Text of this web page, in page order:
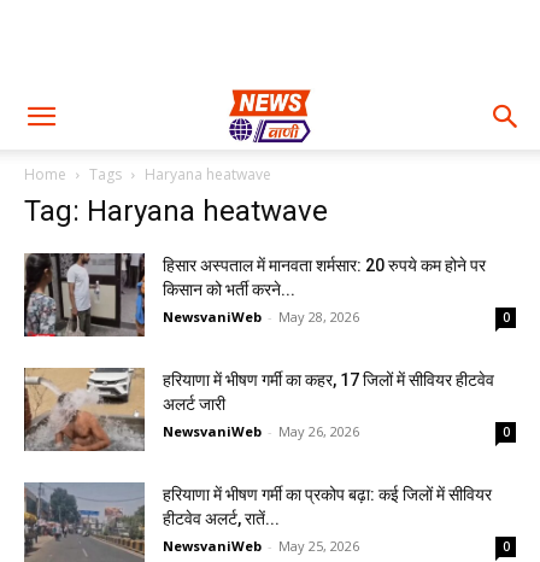
Home Tags Haryana heatwave
Tag: Haryana heatwave
हिसार अस्पताल में मानवता शर्मसार: 20 रुपये कम होने पर
किसान को भर्ती करने...
NewsvaniWeb - May 28, 2026 0
हरियाणा में भीषण गर्मी का कहर, 17 जिलों में सीवियर हीटवेव
अलर्ट जारी
NewsvaniWeb - May 26, 2026 0
हरियाणा में भीषण गर्मी का प्रकोप बढ़ा: कई जिलों में सीवियर
हीटवेव अलर्ट, रातें...
NewsvaniWeb - May 25, 2026 0